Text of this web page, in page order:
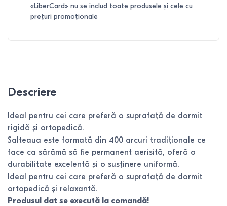
«LiberCard» nu se includ toate produsele și cele cu
prețuri promoționale
Descriere
Ideal pentru cei care preferă o suprafață de dormit
rigidă și ortopedică.
Salteaua este formată din 400 arcuri tradiționale ce
face ca sărămă să fie permanent aerisită, oferă o
durabilitate excelentă și o susținere uniformă.
Ideal pentru cei care preferă o suprafață de dormit
ortopedică și relaxantă.
Produsul dat se execută la comandă!